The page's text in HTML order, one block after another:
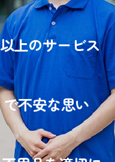
上のサービス
で不安な思い